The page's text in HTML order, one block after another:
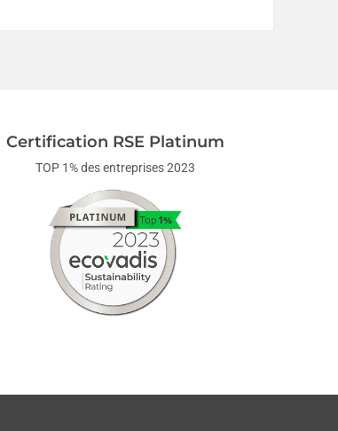
Certification RSE Platinum
TOP 1% des entreprises 2023